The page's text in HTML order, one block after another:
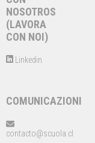
NOSOTROS
(LAVORA
CON NOI)
Linkedin
COMUNICAZIONI
contacto@scuola.cl